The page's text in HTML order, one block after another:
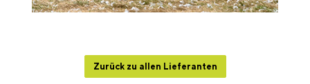
Zurück zu allen Lieferanten